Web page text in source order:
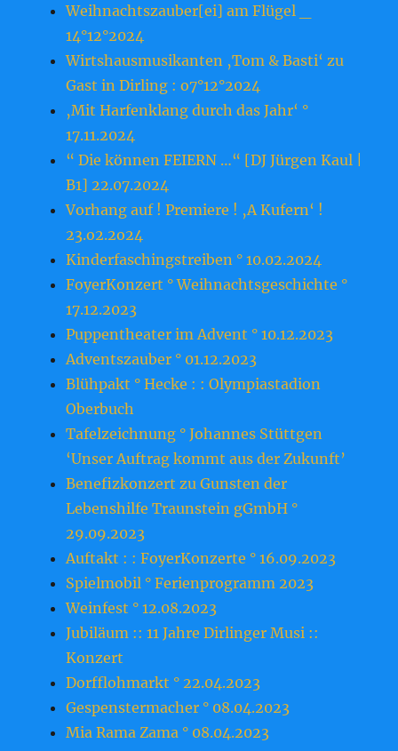
Weihnachtszauber[ei] am Flügel _
14°12°2024
Wirtshausmusikanten ‚Tom & Basti‘ zu
Gast in Dirling : o7°12°2024
‚Mit Harfenklang durch das Jahr‘ °
17.11.2024
“ Die können FEIERN …“ [DJ Jürgen Kaul |
B1] 22.07.2024
Vorhang auf ! Premiere ! ‚A Kufern‘ !
23.o2.2o24
Kinderfaschingstreiben ° 10.02.2024
FoyerKonzert ° Weihnachtsgeschichte °
17.12.2023
Puppentheater im Advent ° 10.12.2023
Adventszauber ° 01.12.2023
Blühpakt ° Hecke : : Olympiastadion
Oberbuch
Tafelzeichnung ° Johannes Stüttgen
‘Unser Auftrag kommt aus der Zukunft’
Benefizkonzert zu Gunsten der
Lebenshilfe Traunstein gGmbH °
29.09.2023
Auftakt : : FoyerKonzerte ° 16.09.2023
Spielmobil ° Ferienprogramm 2023
Weinfest ° 12.08.2023
Jubiläum :: 11 Jahre Dirlinger Musi ::
Konzert
Dorfflohmarkt ° 22.04.2023
Gespenstermacher ° 08.04.2023
Mia Rama Zama ° 08.04.2023